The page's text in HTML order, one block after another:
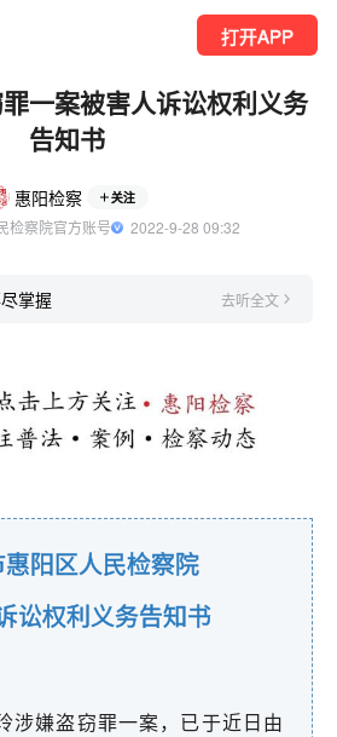
打开APP
一案被害人诉讼权利义务
告知书
惠阳检察 关注
检察院官方账号
  2022-9-28 09:32
掌握 去听全文
惠阳区人民检察院
讼权利义务告知书
涉嫌盗窃罪一案，已于近日由